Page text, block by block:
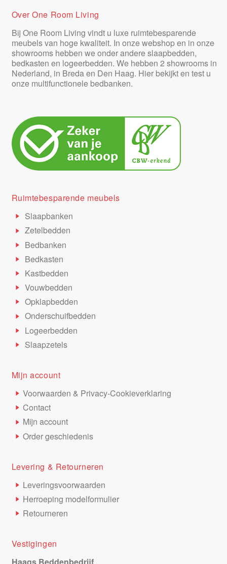
Over One Room Living
Bij One Room Living vindt u luxe ruimtebesparende
meubels van hoge kwaliteit. In onze webshop en in onze
showrooms hebben we onder andere slaapbedden,
bedkasten en logeerbedden. We hebben 2 showrooms in
Nederland, in Breda en Den Haag. Hier bekijkt en test u
onze multifunctionele bedbanken.
Ruimtebesparende meubels
Slaapbanken
Zetelbedden
Bedbanken
Bedkasten
Kastbedden
Vouwbedden
Opklapbedden
Onderschuifbedden
Logeerbedden
Slaapzetels
Mijn account
Voorwaarden & Privacy-Cookieverklaring
Contact
Mijn account
Order geschiedenis
Levering & Retourneren
Leveringsvoorwaarden
Herroeping modelformulier
Retourneren
Vestigingen